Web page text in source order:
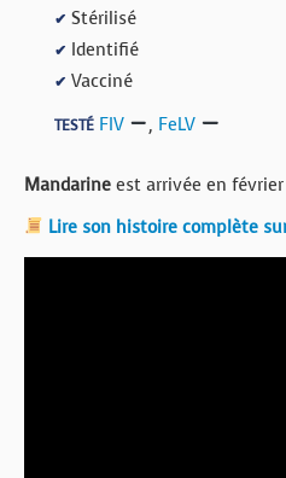
✔ Stérilisé
✔ Identifié
✔ Vacciné
TESTÉ FIV , FeLV
Mandarine est arrivée en février
Lire son histoire complète